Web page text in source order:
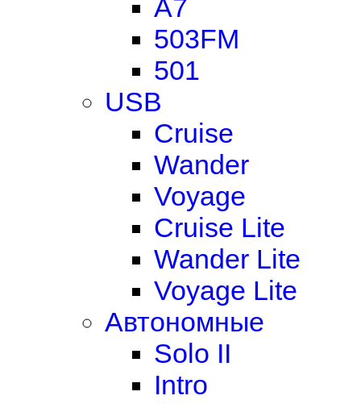
A7
503FM
501
USB
Cruise
Wander
Voyage
Cruise Lite
Wander Lite
Voyage Lite
Автономные
Solo II
Intro